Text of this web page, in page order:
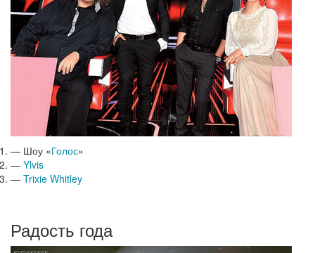
— Шоу «Голос»
— Ylvis
— Trixie Whitley
Радость года